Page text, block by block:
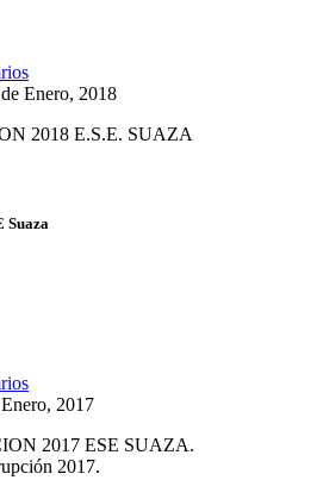
Enero, 2018
2018 E.S.E. SUAZA
Suaza
2017
2017 ESE SUAZA.
2017.